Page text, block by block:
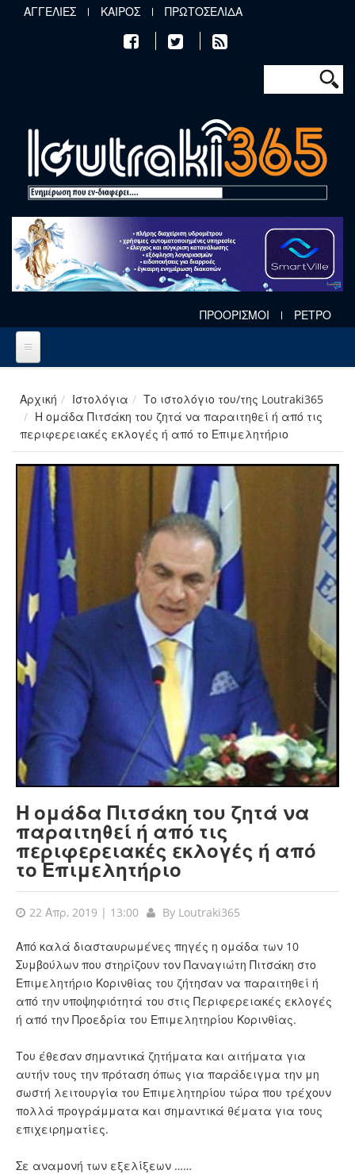
Παράκαμψη προς το κυρίως περιεχόμενο
ΑΓΓΕΛΙΕΣ ΚΑΙΡΟΣ ΠΡΩΤΟΣΕΛΙΔΑ
Φόρμα
Αναζήτηση
ΠΡΟΟΡΙΣΜΟΙ ΡΕΤΡΟ
Αρχική Ιστολόγια
Το ιστολόγιο του/της Loutraki365
Η ομάδα Πιτσάκη του ζητά να παραιτηθεί ή από τις
περιφερειακές εκλογές ή από το Επιμελητήριο
Η ομάδα Πιτσάκη του ζητά να
παραιτηθεί ή από τις
περιφερειακές εκλογές ή από
το Επιμελητήριο
22 Απρ, 2019 | 13:00 By Loutraki365
Από καλά διασταυρωμένες πηγές η ομάδα των 10
Συμβούλων που στηρίζουν τον Παναγιώτη Πιτσάκη στο
Επιμελητήριο Κορινθίας του ζήτησαν να παραιτηθεί ή
από την υποψηφιότητά του στις Περιφερειακές εκλογές
ή από την Προεδρία του Επιμελητηρίου Κορινθίας.
Του έθεσαν σημαντικά ζητήματα και αιτήματα για
αυτήν τους την πρόταση όπως για παράδειγμα την μη
σωστή λειτουργία του Επιμελητηρίου τώρα που τρέχουν
πολλά προγράμματα και σημαντικά θέματα για τους
επιχειρηματίες.
Σε αναμονή των εξελίξεων ……